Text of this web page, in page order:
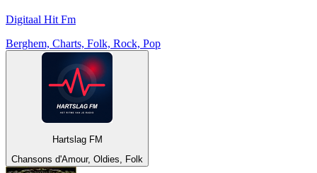
Digitaal Hit Fm
Berghem, Charts, Folk, Rock, Pop
Hartslag FM
Chansons d'Amour, Oldies, Folk